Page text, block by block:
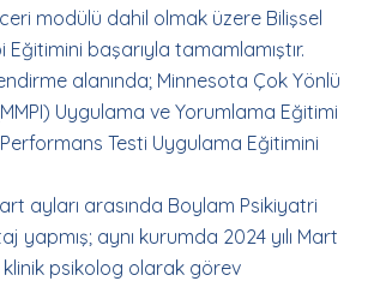
modülü dahil olmak üzere Bilişsel
Eğitimini başarıyla tamamlamıştır.
alanında; Minnesota Çok Yönlü
Uygulama ve Yorumlama Eğitimi
Testi Uygulama Eğitimini
ayları arasında Boylam Psikiyatri
yapmış; aynı kurumda 2024 yılı Mart
psikolog olarak görev